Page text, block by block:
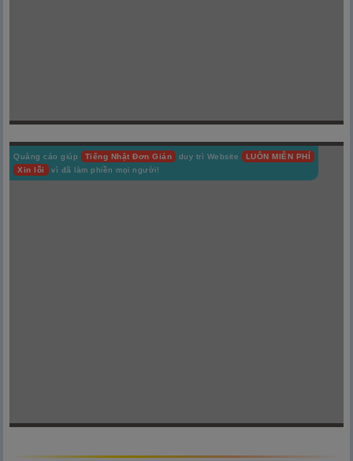
Quảng cáo giúp Tiếng Nhật Đơn Giản duy trì Website
LUÔN MIỄN PHÍ
Xin lỗi
vì đã làm phiền mọi người!